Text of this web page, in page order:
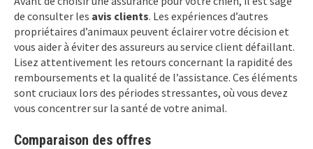
de consulter les avis clients. Les expériences d’autres
propriétaires d’animaux peuvent éclairer votre décision et
vous aider à éviter des assureurs au service client défaillant.
Lisez attentivement les retours concernant la rapidité des
remboursements et la qualité de l’assistance. Ces éléments
sont cruciaux lors des périodes stressantes, où vous devez
vous concentrer sur la santé de votre animal.
Comparaison des offres